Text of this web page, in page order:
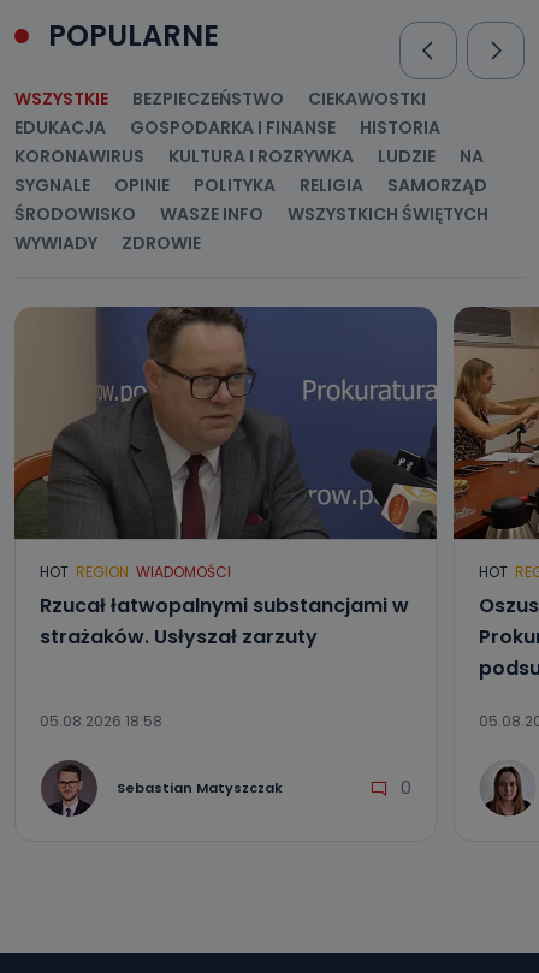
POPULARNE
WSZYSTKIE BEZPIECZEŃSTWO
CIEKAWOSTKI
EDUKACJA
GOSPODARKA I FINANSE
HISTORIA
KORONAWIRUS
KULTURA I ROZRYWKA LUDZIE
NA
SYGNALE
OPINIE POLITYKA RELIGIA
SAMORZĄD
ŚRODOWISKO
WASZE INFO
WSZYSTKICH ŚWIĘTYCH
WYWIADY
ZDROWIE
HOT REGION WIADOMOŚCI
Rzucał łatwopalnymi substancjami w
strażaków. Usłyszał zarzuty
05.08.2026 18:58
Sebastian Matyszczak 0
HOT